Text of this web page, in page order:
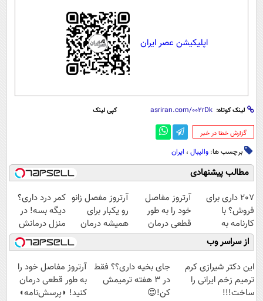
اپلیکیشن عصر ایران
لینک کوتاه: کپی لینک
‌گزارش خطا در خبر
برچسب ها: والیبال ، ایران
مطالب پیشنهادی
207 داری برای
فروش؟ با
کارنامه به
بهترین قیمت
بفروش!
آرتروز مفاصل
خود را به طور
قطعی درمان
کنید!
◗پرسش‌نامه◖
آرتروز مفصل زانو
رو یکبار برای
همیشه درمان
کن!
◗پرسش‌نامه◖
کمر درد داری؟
دیگه بسه! در
منزل درمانش
کن
(◀پرسش‌نامه)
از سراسر وب
این دکتر شیرازی کرم
ترمیم زخم ایرانی را
ساخت!!!
جای بخیه داری؟؟ فقط
در 3 هفته ترمیمش
کن!😍
آرتروز مفاصل خود را
به طور قطعی درمان
کنید! ◗پرسش‌نامه◖